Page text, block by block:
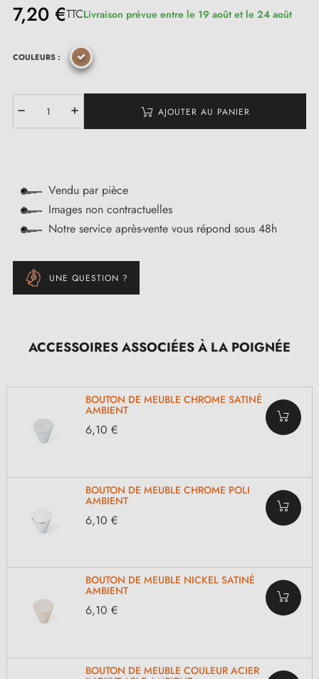
7,20 €TTCLivraison prévue entre le 19 août et le 24 août
COULEURS :
AJOUTER AU PANIER
Vendu par pièce
Images non contractuelles
Notre service après-vente vous répond sous 48h
UNE QUESTION ?
ACCESSOIRES ASSOCIÉES À LA POIGNÉE
BOUTON DE MEUBLE CHROME SATINÉ
AMBIENT
6,10 €
BOUTON DE MEUBLE CHROME POLI
AMBIENT
6,10 €
BOUTON DE MEUBLE NICKEL SATINÉ
AMBIENT
6,10 €
BOUTON DE MEUBLE COULEUR ACIER